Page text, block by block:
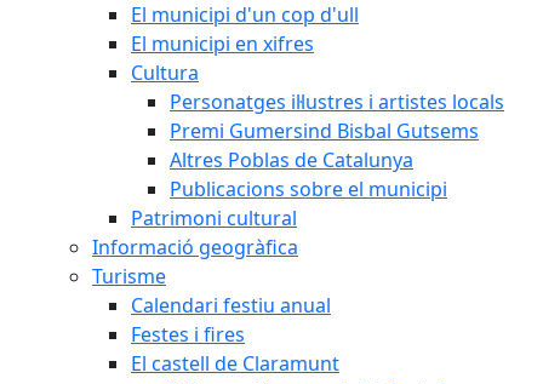
El municipi d'un cop d'ull
El municipi en xifres
Cultura
Personatges il·lustres i artistes locals
Premi Gumersind Bisbal Gutsems
Altres Poblas de Catalunya
Publicacions sobre el municipi
Patrimoni cultural
Informació geogràfica
Turisme
Calendari festiu anual
Festes i fires
El castell de Claramunt